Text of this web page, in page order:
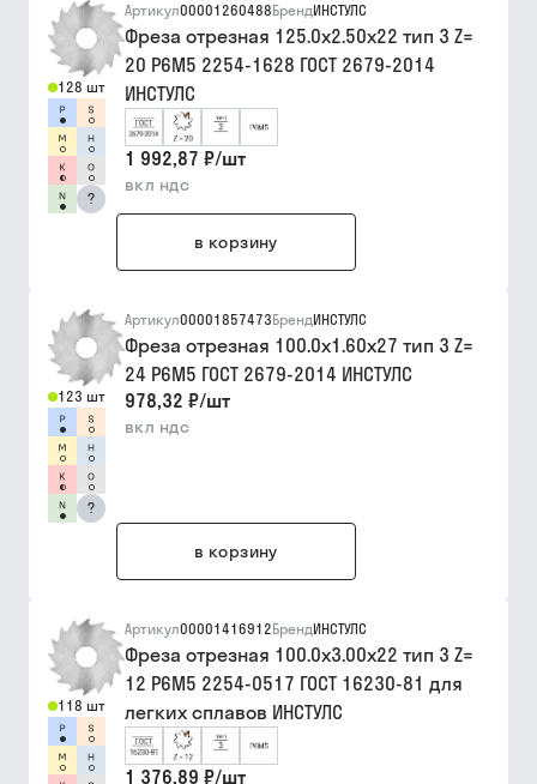
128 шт
?
Артикул00001260488БрендИНСТУЛС
Фреза отрезная 125.0х2.50х22 тип 3 Z=
20 Р6М5 2254-1628 ГОСТ 2679-2014
ИНСТУЛС
1 992,87 ₽/шт
вкл ндс
в корзину
123 шт
?
Артикул00001857473БрендИНСТУЛС
Фреза отрезная 100.0х1.60х27 тип 3 Z=
24 Р6М5 ГОСТ 2679-2014 ИНСТУЛС
978,32 ₽/шт
вкл ндс
в корзину
118 шт
Артикул00001416912БрендИНСТУЛС
Фреза отрезная 100.0х3.00х22 тип 3 Z=
12 Р6М5 2254-0517 ГОСТ 16230-81 для
легких сплавов ИНСТУЛС
1 376,89 ₽/шт